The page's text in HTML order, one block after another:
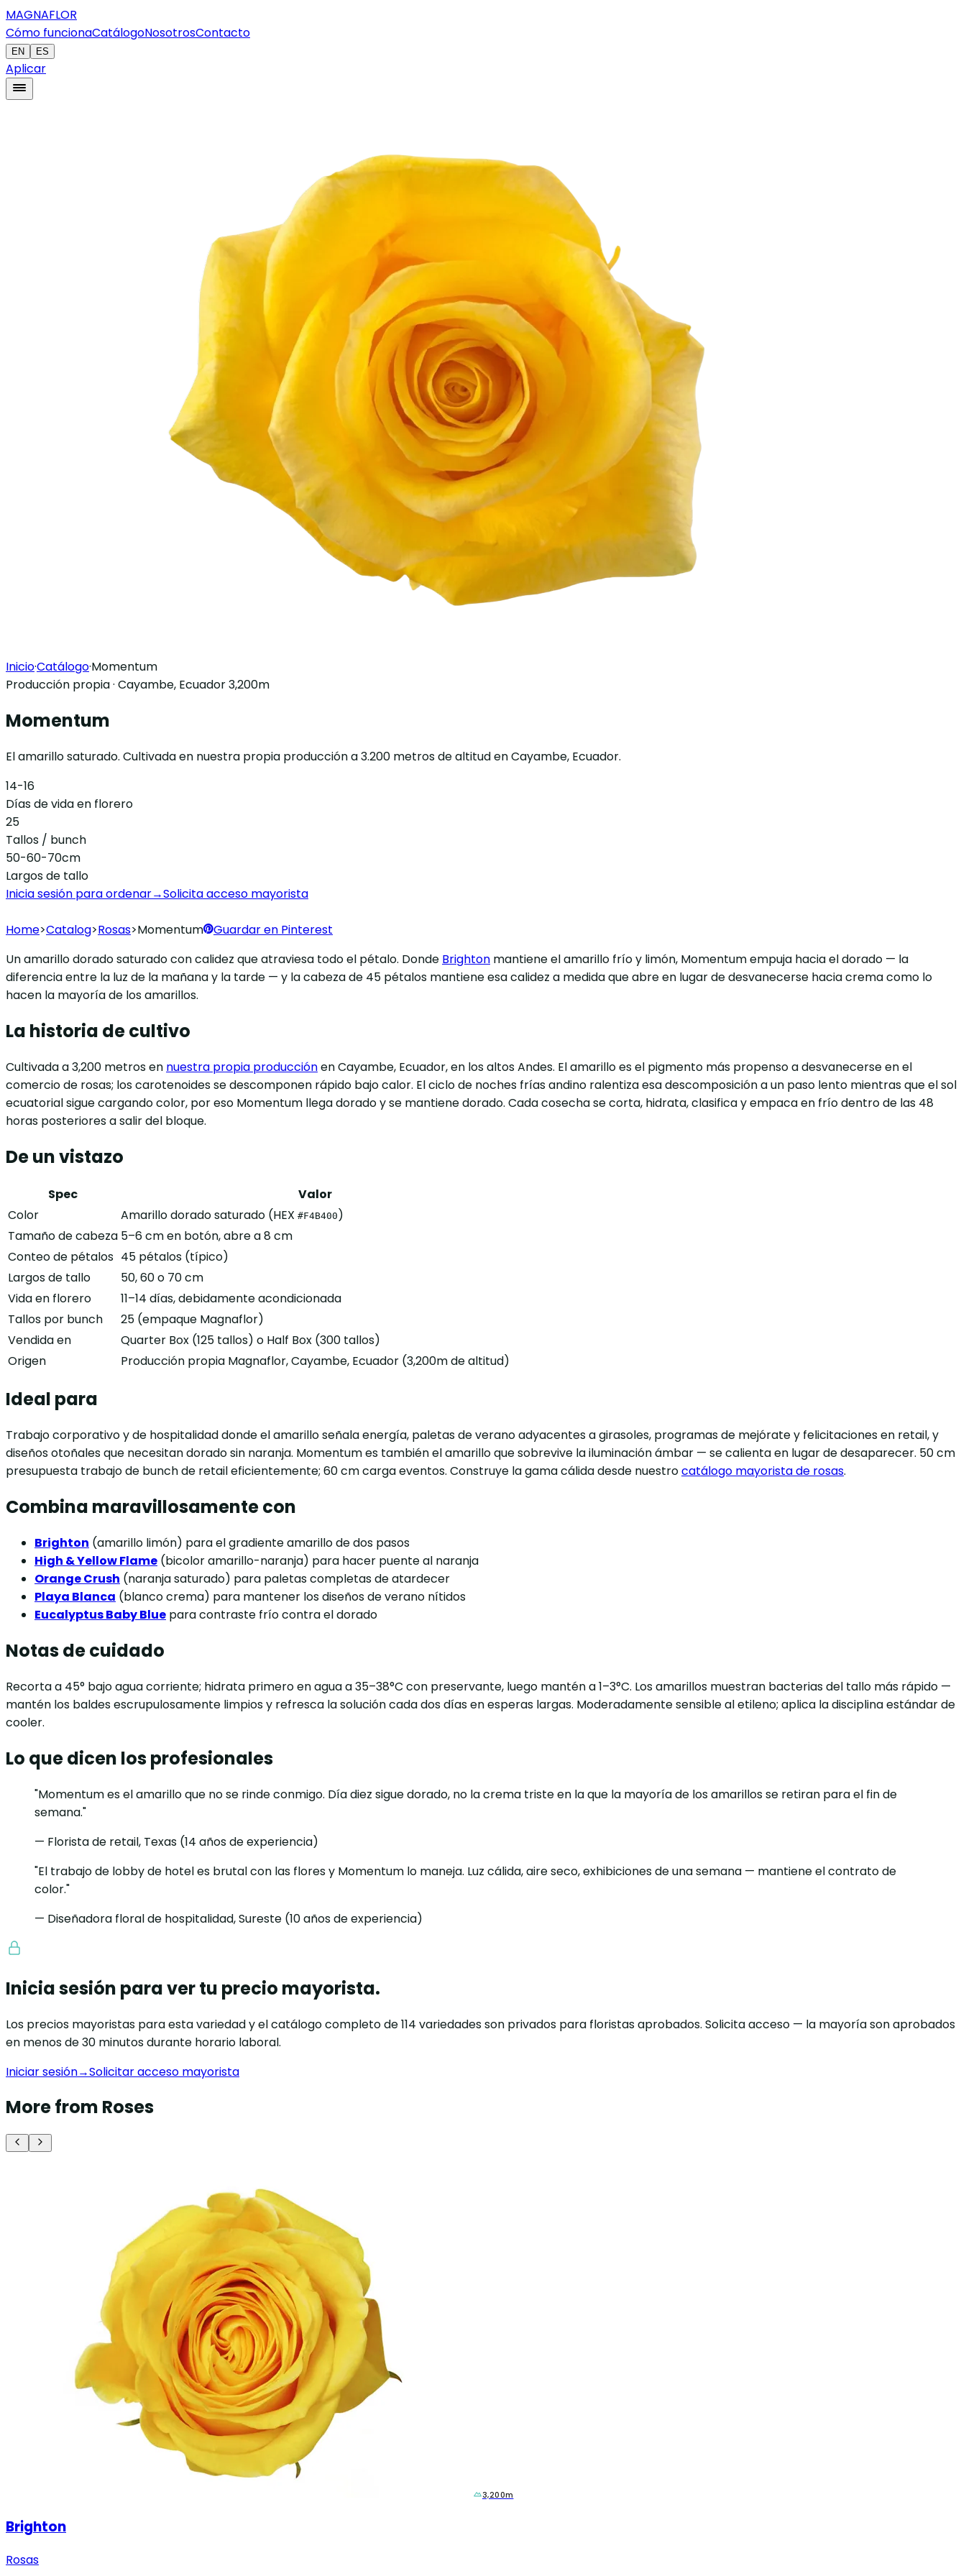
MAGNAFLOR
Cómo funcionaCatálogoNosotrosContacto
EN ES
Aplicar
Inicio·Catálogo·Momentum
Producción propia · Cayambe, Ecuador 3,200m
Momentum
El amarillo saturado. Cultivada en nuestra propia producción a 3.200 metros de altitud en Cayambe, Ecuador.
14-16
Días de vida en florero
25
Tallos / bunch
50-60-70cm
Largos de tallo
Inicia sesión para ordenar→Solicita acceso mayorista
Home>Catalog>Rosas>Momentum
Guardar en Pinterest
Un amarillo dorado saturado con calidez que atraviesa todo el pétalo. Donde Brighton mantiene el amarillo frío y limón, Momentum empuja hacia el dorado — la
diferencia entre la luz de la mañana y la tarde — y la cabeza de 45 pétalos mantiene esa calidez a medida que abre en lugar de desvanecerse hacia crema como lo
hacen la mayoría de los amarillos.
La historia de cultivo
Cultivada a 3,200 metros en nuestra propia producciónen Cayambe, Ecuador, en los altos Andes. El amarillo es el pigmento más propenso a desvanecerse en el
comercio de rosas; los carotenoides se descomponen rápido bajo calor. El ciclo de noches frías andino ralentiza esa descomposición a un paso lento mientras que el sol
ecuatorial sigue cargando color, por eso Momentum llega dorado y se mantiene dorado. Cada cosecha se corta, hidrata, clasifica y empaca en frío dentro de las 48
horas posteriores a salir del bloque.
De un vistazo
Spec
Valor
Color
Amarillo dorado saturado (HEX #F4B400 )
Tamaño de cabeza 5–6 cm en botón, abre a 8 cm
Conteo de pétalos 45 pétalos (típico)
Largos de tallo
50, 60 o 70 cm
Vida en florero
11–14 días, debidamente acondicionada
Tallos por bunch
25 (empaque Magnaflor)
Vendida en
Quarter Box (125 tallos) o Half Box (300 tallos)
Origen
Producción propia Magnaflor, Cayambe, Ecuador (3,200m de altitud)
Ideal para
Trabajo corporativo y de hospitalidad donde el amarillo señala energía, paletas de verano adyacentes a girasoles, programas de mejórate y felicitaciones en retail, y
diseños otoñales que necesitan dorado sin naranja. Momentum es también el amarillo que sobrevive la iluminación ámbar — se calienta en lugar de desaparecer. 50 cm
presupuesta trabajo de bunch de retail eficientemente; 60 cm carga eventos. Construye la gama cálida desde nuestrocatálogo mayorista de rosas.
Combina maravillosamente con
Brighton (amarillo limón) para el gradiente amarillo de dos pasos
High & Yellow Flame (bicolor amarillo-naranja) para hacer puente al naranja
Orange Crush (naranja saturado) para paletas completas de atardecer
Playa Blanca (blanco crema) para mantener los diseños de verano nítidos
Eucalyptus Baby Blue para contraste frío contra el dorado
Notas de cuidado
Recorta a 45° bajo agua corriente; hidrata primero en agua a 35–38°C con preservante, luego mantén a 1–3°C. Los amarillos muestran bacterias del tallo más rápido —
mantén los baldes escrupulosamente limpios y refresca la solución cada dos días en esperas largas. Moderadamente sensible al etileno; aplica la disciplina estándar de
cooler.
Lo que dicen los profesionales
"Momentum es el amarillo que no se rinde conmigo. Día diez sigue dorado, no la crema triste en la que la mayoría de los amarillos se retiran para el fin de
semana."
— Florista de retail, Texas (14 años de experiencia)
"El trabajo de lobby de hotel es brutal con las flores y Momentum lo maneja. Luz cálida, aire seco, exhibiciones de una semana — mantiene el contrato de
color."
— Diseñadora floral de hospitalidad, Sureste (10 años de experiencia)
Inicia sesión para ver tu precio mayorista.
Los precios mayoristas para esta variedad y el catálogo completo de 114 variedades son privados para floristas aprobados. Solicita acceso — la mayoría son aprobados
en menos de 30 minutos durante horario laboral.
Iniciar sesión→Solicitar acceso mayorista
More from Roses
3,200m
Brighton
Rosas